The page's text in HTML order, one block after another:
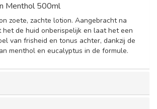
Menthol 500ml
zoete, zachte lotion. Aangebracht na
het de huid onberispelijk en laat het een
van frisheid en tonus achter, dankzij de
menthol en eucalyptus in de formule.